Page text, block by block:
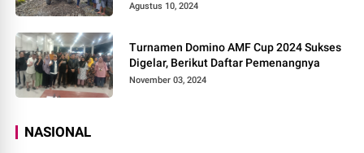
Agustus 10, 2024
Turnamen Domino AMF Cup 2024 Sukses
Digelar, Berikut Daftar Pemenangnya
November 03, 2024
NASIONAL